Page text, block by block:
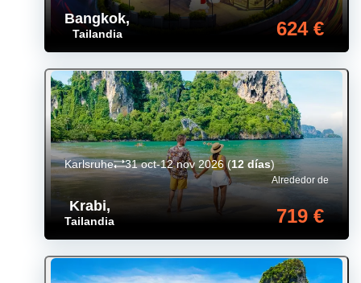
Bangkok,
Tailandia 624 €
Krabi,
Tailandia
Alrededor de
719 €
Karlsruhe 31 oct-12 nov 2026(12 días)